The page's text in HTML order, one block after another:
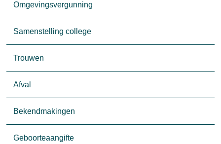
Omgevingsvergunning
Samenstelling college
Trouwen
Afval
Bekendmakingen
Geboorteaangifte